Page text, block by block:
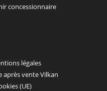
concessionnaire
légales
après vente Vilkan
(UE)